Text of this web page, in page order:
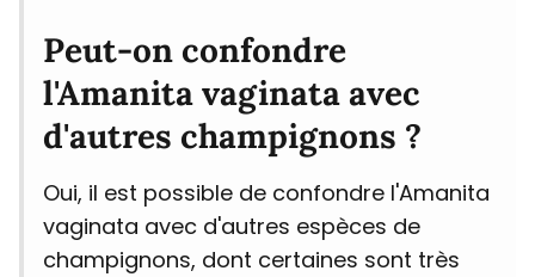
Peut-on confondre
l'Amanita vaginata avec
d'autres champignons ?
Oui, il est possible de confondre l'Amanita
vaginata avec d'autres espèces de
champignons, dont certaines sont très